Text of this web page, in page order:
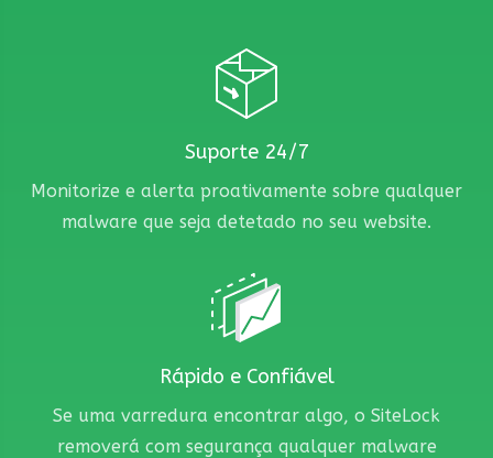
Suporte 24/7
Monitorize e alerta proativamente sobre qualquer
malware que seja detetado no seu website.
Rápido e Confiável
Se uma varredura encontrar algo, o SiteLock
removerá com segurança qualquer malware